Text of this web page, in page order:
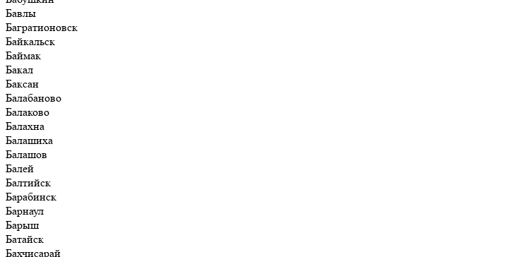
Бавлы
Багратионовск
Байкальск
Баймак
Бакал
Баксан
Балабаново
Балаково
Балахна
Балашиха
Балашов
Балей
Балтийск
Барабинск
Барнаул
Барыш
Батайск
Бахчисарай